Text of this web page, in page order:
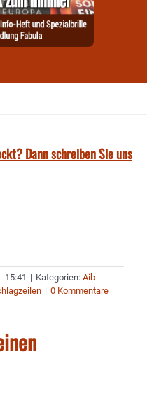
Dann schreiben Sie uns
15:41 | Kategorien: Aib-
| 0 Kommentare